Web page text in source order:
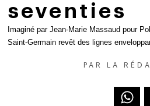
seventies
Imaginé par Jean-Marie Massaud pour
Saint-Germain revêt des lignes
PAR LA